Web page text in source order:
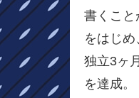
書くこと
をはじめ
独立3ヶ
を達成。